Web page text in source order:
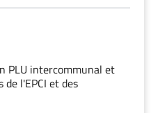
PLU intercommunal et
l'EPCI et des